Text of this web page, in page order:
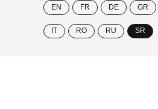
EN FR DE GR
IT RO RU SR